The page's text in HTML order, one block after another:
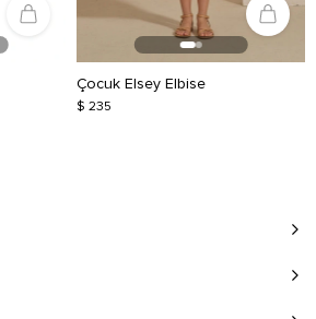
Çocuk Elsey Elbise
$ 235